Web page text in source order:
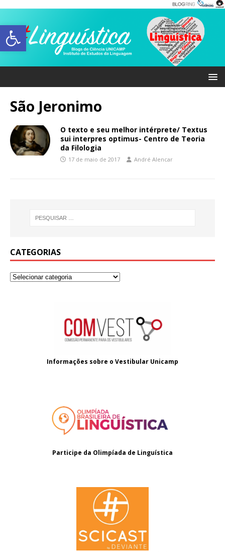
Abrir a barra de ferramentas
São Jeronimo
O texto e seu melhor intérprete/ Textus
sui interpres optimus- Centro de Teoria
da Filologia
17 de maio de 2017 André Alencar
CATEGORIAS
Informações sobre o Vestibular Unicamp
Participe da Olimpíada de Linguística